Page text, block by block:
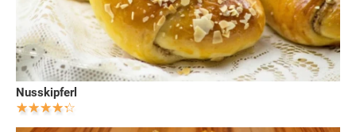
Nusskipferl